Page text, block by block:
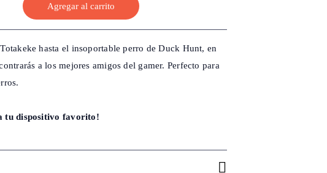
Agregar al carrito
hasta el insoportable perro de Duck Hunt, en
a los mejores amigos del gamer. Perfecto para
tu dispositivo favorito!